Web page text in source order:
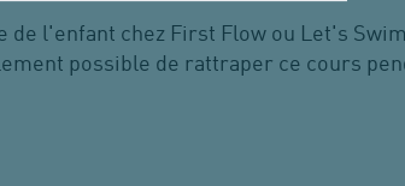
de l'enfant chez First Flow ou Let's
possible de rattraper ce cours